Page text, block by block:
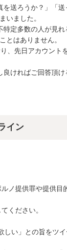
送ろうか？」「
いました。
定多数の人が見
とはありません。
、先日アカウント
ければご回答頂け
イン
ノ提供罪や提供目
ください。
い」との旨をツ